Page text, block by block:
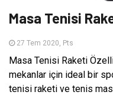
Masa Tenisi
27 Tem 2020, Pts
Masa Tenisi Raketi
mekanlar için ideal bir
tenisi raketi ve tenis